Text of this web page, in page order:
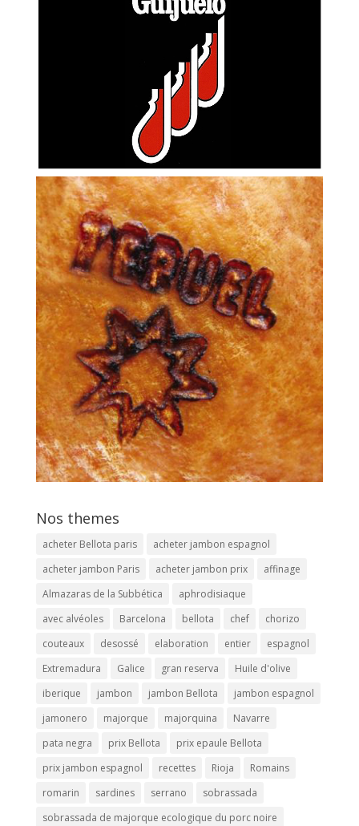
Nos themes
acheter Bellota paris
acheter jambon espagnol
acheter jambon Paris
acheter jambon prix
affinage
Almazaras de la Subbética
aphrodisiaque
avec alvéoles
Barcelona bellota chef
chorizo
couteaux
desossé elaboration entier
espagnol
Extremadura
Galice gran reserva
Huile d'olive
iberique
jambon jambon Bellota
jambon espagnol
jamonero
majorque majorquina
Navarre
pata negra
prix Bellota
prix epaule Bellota
prix jambon espagnol
recettes Rioja
Romains
romarin
sardines serrano
sobrassada
sobrassada de majorque ecologique du porc noire